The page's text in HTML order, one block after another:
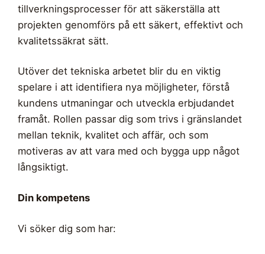
tillverkningsprocesser för att säkerställa att
projekten genomförs på ett säkert, effektivt och
kvalitetssäkrat sätt.
Utöver det tekniska arbetet blir du en viktig
spelare i att identifiera nya möjligheter, förstå
kundens utmaningar och utveckla erbjudandet
framåt. Rollen passar dig som trivs i gränslandet
mellan teknik, kvalitet och affär, och som
motiveras av att vara med och bygga upp något
långsiktigt.
Din kompetens
Vi söker dig som har: